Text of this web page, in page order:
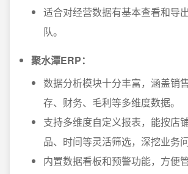
适合对经营数据有基本查看和导
队。
聚水潭ERP：
数据分析模块十分丰富，涵盖销
存、财务、毛利等多维度数据。
支持多维度自定义报表，能按店
品、时间等灵活筛选，深挖业务问
内置数据看板和预警功能，方便